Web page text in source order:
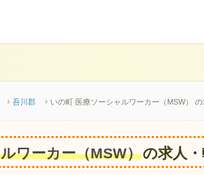
吾川郡 いの町 医療ソーシャルワーカー（MSW） の
ワーカー（MSW）の求人